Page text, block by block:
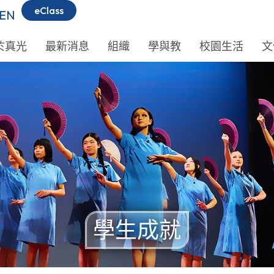
eClass
真光 最新消息 組織 學與教 校園生活
學生成就